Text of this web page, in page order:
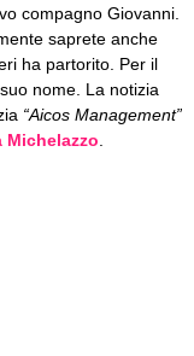
compagno Giovanni.
saprete anche
ha partorito. Per il
nome. La notizia
“Aicos Management”
Michelazzo.